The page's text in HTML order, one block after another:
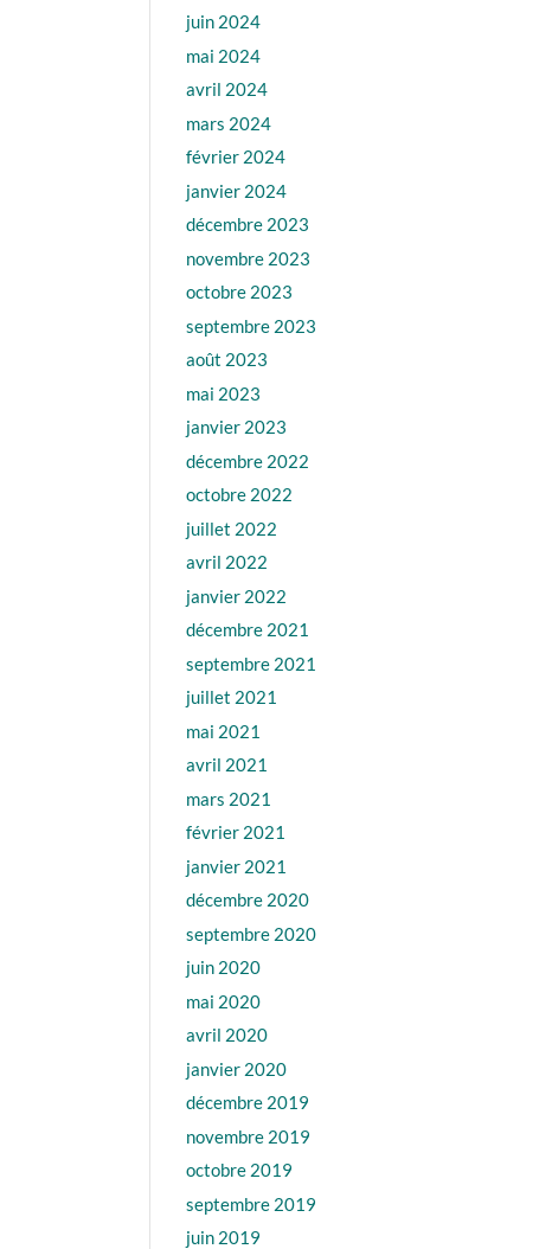
juin 2024
mai 2024
avril 2024
mars 2024
février 2024
janvier 2024
décembre 2023
novembre 2023
octobre 2023
septembre 2023
août 2023
mai 2023
janvier 2023
décembre 2022
octobre 2022
juillet 2022
avril 2022
janvier 2022
décembre 2021
septembre 2021
juillet 2021
mai 2021
avril 2021
mars 2021
février 2021
janvier 2021
décembre 2020
septembre 2020
juin 2020
mai 2020
avril 2020
janvier 2020
décembre 2019
novembre 2019
octobre 2019
septembre 2019
juin 2019